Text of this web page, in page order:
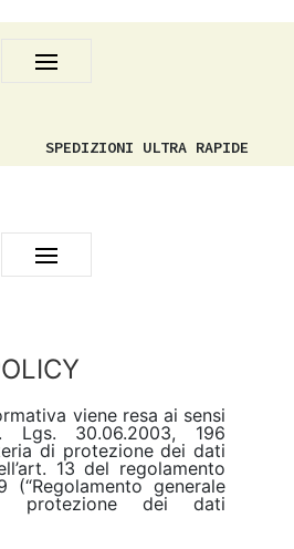
SPEDIZIONI ULTRA RAPIDE
viene resa ai sensi
Lgs. 30.06.2003, 196
di protezione dei dati
13 del regolamento
(“Regolamento generale
protezione dei dati